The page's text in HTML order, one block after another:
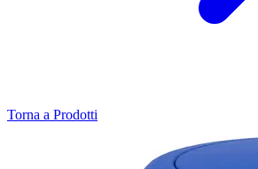
Torna a Prodotti